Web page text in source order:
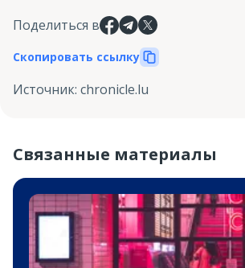
Поделиться в
Скопировать ссылку
Источник: chronicle.lu
Связанные материалы